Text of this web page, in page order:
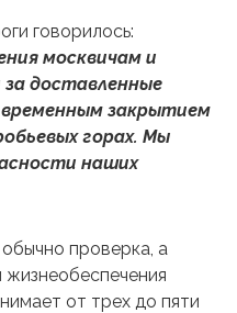
говорилось:
москвичам и
доставленные
временным закрытием
горах. Мы
наших
проверка, а
от трех до пяти